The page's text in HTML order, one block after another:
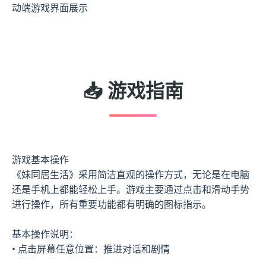
动端游戏界面展示
📥 游戏指南
游戏基本操作
《妹同居生活》采用简洁直观的操作方式，无论是在电脑
还是手机上都能轻松上手。游戏主要通过点击和滑动手势
进行操作，所有重要功能都有明确的图标指示。
基本操作说明：
• 点击屏幕任意位置：推进对话和剧情